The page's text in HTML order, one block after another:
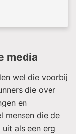
media
wel die voorbij
die over
en
mensen die de
als een erg